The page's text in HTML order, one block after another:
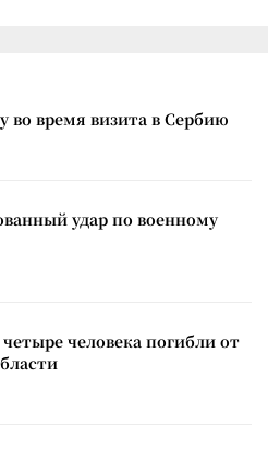
во время визита в Сербию
удар по военному
человека погибли от